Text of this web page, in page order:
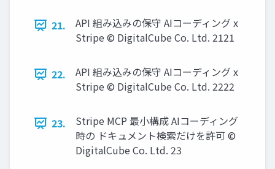
21.
API 組み込みの保守 AIコーディング x
Stripe © DigitalCube Co. Ltd. 2121
22.
API 組み込みの保守 AIコーディング x
Stripe © DigitalCube Co. Ltd. 2222
23.
Stripe MCP 最⼩構成 AIコーディング
時の ドキュメント検索だけを許可 ©
DigitalCube Co. Ltd. 23